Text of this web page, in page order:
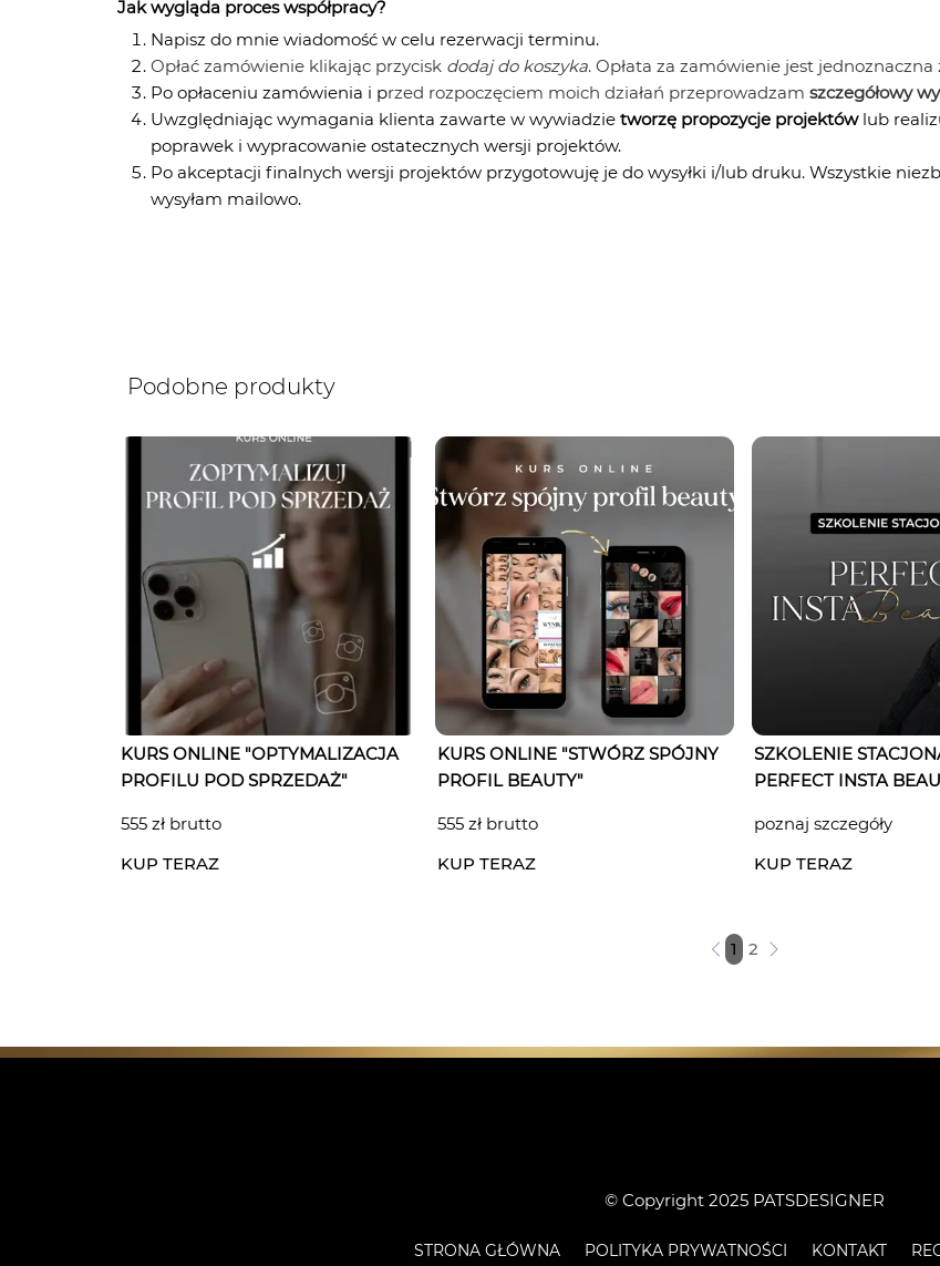
Podobne produkty
Jak wygląda proces współpracy?
Napisz do mnie wiadomość w celu rezerwacji terminu.
Opłać zamówienie klikając przycisk dodaj do koszyka. Opłata za zamówienie jest
Po opłaceniu zamówienia i przed rozpoczęciem moich działań przeprowadzam szczegółowy
Uwzględniając wymagania klienta zawarte w wywiadzie tworzę propozycje projektówlub
poprawek i wypracowanie ostatecznych wersji projektów.
Po akceptacji finalnych wersji projektów przygotowuję je do wysyłki i/lub druku. Wszystkie
wysyłam mailowo.
KURS ONLINE "OPTYMALIZACJA
PROFILU POD SPRZEDAŻ"
555 zł brutto
KUP TERAZ
KURS ONLINE "STWÓRZ SPÓJNY
PROFIL BEAUTY"
555 zł brutto
KUP TERAZ
SZKOLENIE
PERFECT INSTA
poznaj szczegóły
KUP TERAZ
1 2
© Copyright 2025 PATSDESIGNER
STRONA GŁÓWNA POLITYKA PRYWATNOŚCI KONTAKT